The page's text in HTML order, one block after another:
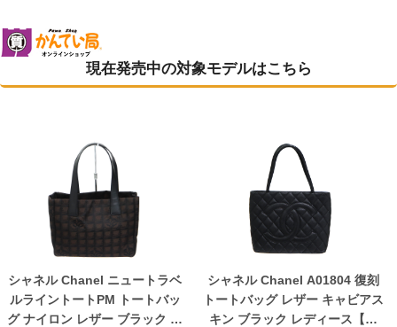
現在発売中の対象モデルはこちら
シャネル Chanel ニュートラベ
ルライントートPM トートバッ
グ ナイロン レザー ブラック ブ
シャネル Chanel A01804 復刻
トートバッグ レザー キャビアス
キン ブラック レディース【中